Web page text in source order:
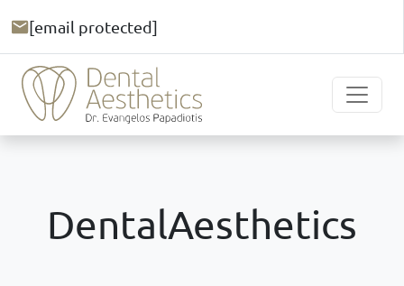
[email protected]
DentalAesthetics